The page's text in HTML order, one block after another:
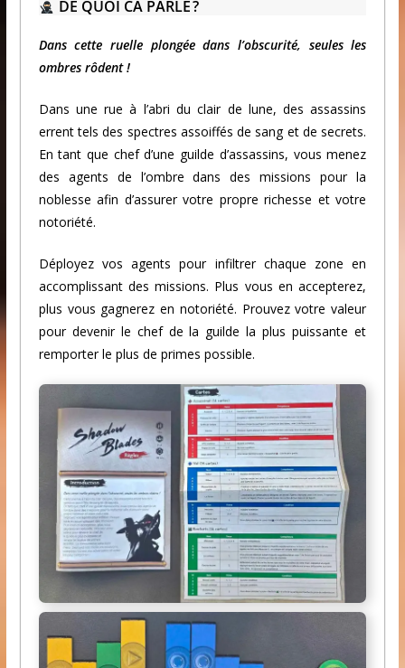
DE QUOI CA PARLE ?
Dans cette ruelle plongée dans l’obscurité, seules les
ombres rôdent !
Dans une rue à l’abri du clair de lune, des assassins
errent tels des spectres assoiffés de sang et de secrets.
En tant que chef d’une guilde d’assassins, vous menez
des agents de l’ombre dans des missions pour la
noblesse afin d’assurer votre propre richesse et votre
notoriété.
Déployez vos agents pour infiltrer chaque zone en
accomplissant des missions. Plus vous en accepterez,
plus vous gagnerez en notoriété. Prouvez votre valeur
pour devenir le chef de la guilde la plus puissante et
remporter le plus de primes possible.